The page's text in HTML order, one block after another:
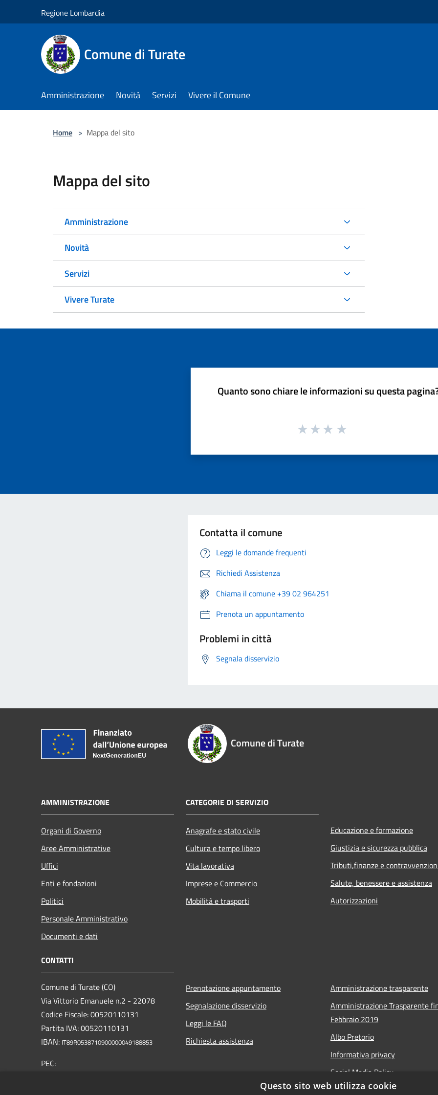
Regione Lombardia
Comune di Turate
Amministrazione Novità Servizi Vivere il Comune
Home > Mappa del sito
Mappa del sito
Amministrazione
Novità
Servizi
Vivere Turate
Quanto sono chiare le informazioni su questa
Contatta il comune
Leggi le domande frequenti
Richiedi Assistenza
Chiama il comune +39 02 964251
Prenota un appuntamento
Problemi in città
Segnala disservizio
Comune di Turate
AMMINISTRAZIONE
Organi di Governo
Aree Amministrative
Uffici
Enti e fondazioni
Politici
Personale Amministrativo
Documenti e dati
CATEGORIE DI SERVIZIO
Anagrafe e stato civile
Cultura e tempo libero
Vita lavorativa
Imprese e Commercio
Mobilità e trasporti
Educazione e formazione
Giustizia e sicurezza pubblica
Tributi,finanze e
Salute, benessere e assistenza
Autorizzazioni
CONTATTI
Comune di Turate (CO)
Via Vittorio Emanuele n.2 - 22078
Codice Fiscale: 00520110131
Partita IVA: 00520110131
IBAN: IT89R0538710900000049188853
PEC:
Prenotazione appuntamento
Segnalazione disservizio
Leggi le FAQ
Richiesta assistenza
Amministrazione trasparente
Amministrazione Trasparente
Febbraio 2019
Albo Pretorio
Informativa privacy
Social Media Policy
Note legali
Questo sito web utilizza cookie